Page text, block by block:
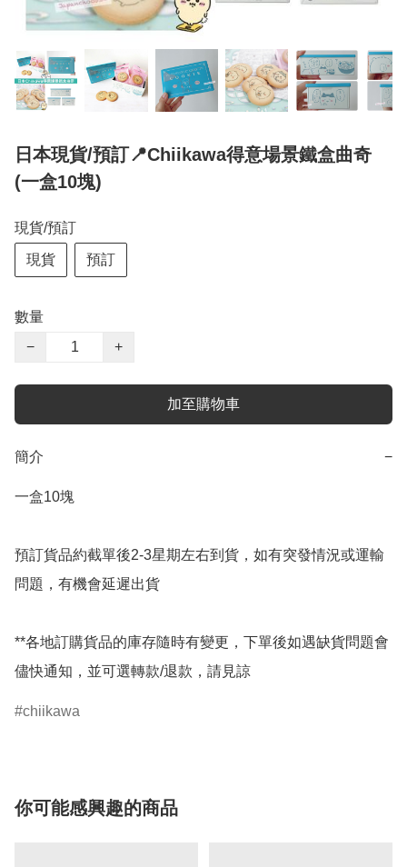
日本現貨/預訂📍Chiikawa得意場景鐵盒曲奇
(一盒10塊)
現貨/預訂
現貨 預訂
數量
−
+
加至購物車
簡介 −
一盒10塊
預訂貨品約截單後2-3星期左右到貨，如有突發情況或運輸
問題，有機會延遲出貨
**各地訂購貨品的庫存隨時有變更，下單後如遇缺貨問題會
儘快通知，並可選轉款/退款，請見諒
chiikawa
你可能感興趣的商品